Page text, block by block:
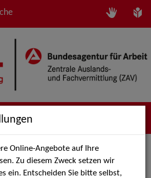
als PDF speichern
legen
Online-Angebote auf Ihre
Zu diesem Zweck setzen wir
ein. Entscheiden Sie bitte selbst,